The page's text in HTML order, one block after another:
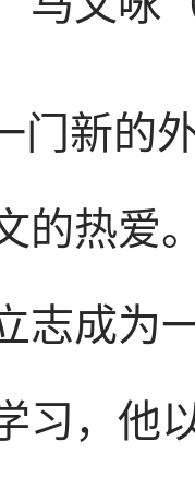
门新的
的热爱
志成为
习，他